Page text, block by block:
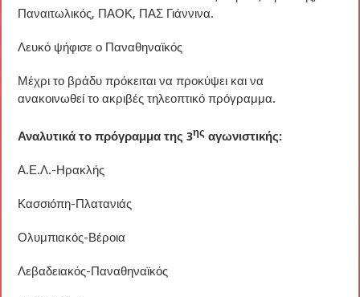
Παναιτωλικός, ΠΑΟΚ, ΠΑΣ Γιάννινα.
Λευκό ψήφισε ο Παναθηναϊκός
Μέχρι το βράδυ πρόκειται να προκύψει και να
ανακοινωθεί το ακριβές τηλεοπτικό πρόγραμμα.
Αναλυτικά το πρόγραμμα της 3ης αγωνιστικής:
Α.Ε.Λ.-Ηρακλής
Κασσιόπη-Πλατανιάς
Ολυμπιακός-Βέροια
Λεβαδειακός-Παναθηναϊκός